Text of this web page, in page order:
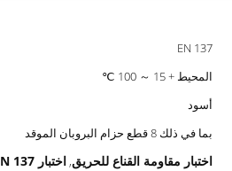
EN 137
المحيط + 15 ～ 100 ℃
أسود
بما في ذلك 8 قطع حزام البروبان الموقد
اختبار مقاومة القناع للحريق, اختبار EN 137 الكامل لقابلية الاشتعال للقناع